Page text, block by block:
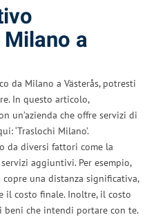
a
da Milano a Västerås, potresti
In questo articolo,
un’azienda che offre servizi di
‘Traslochi Milano’.
da diversi fattori come la
aggiuntivi. Per esempio,
una distanza significativa,
il costo finale. Inoltre, il costo
che intendi portare con te.